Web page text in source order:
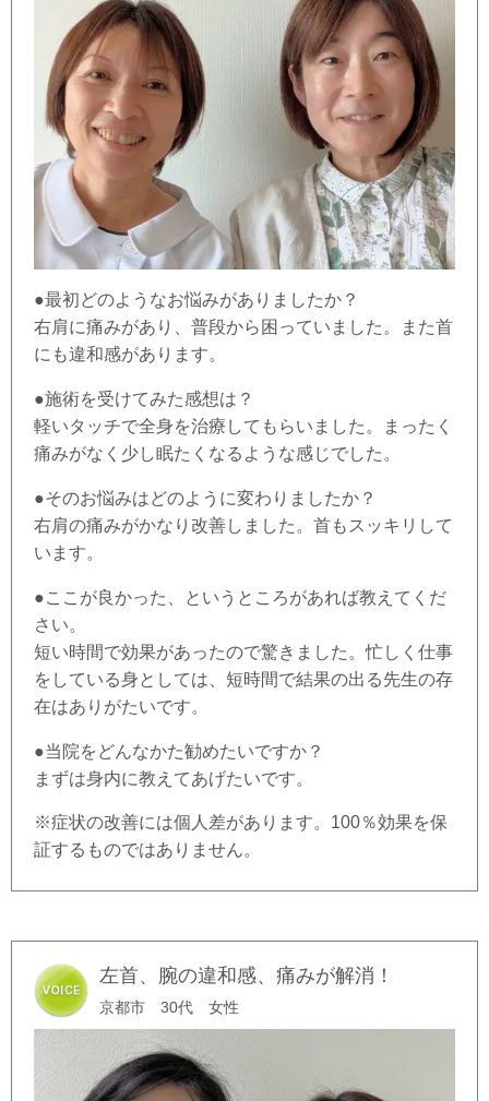
●最初どのようなお悩みがありましたか？
右肩に痛みがあり、普段から困っていました。また首
にも違和感があります。
●施術を受けてみた感想は？
軽いタッチで全身を治療してもらいました。まったく
痛みがなく少し眠たくなるような感じでした。
●そのお悩みはどのように変わりましたか？
右肩の痛みがかなり改善しました。首もスッキリして
います。
●ここが良かった、というところがあれば教えてくだ
さい。
短い時間で効果があったので驚きました。忙しく仕事
をしている身としては、短時間で結果の出る先生の存
在はありがたいです。
●当院をどんなかた勧めたいですか？
まずは身内に教えてあげたいです。
※症状の改善には個人差があります。100％効果を保
証するものではありません。
左首、腕の違和感、痛みが解消！
京都市 30代 女性